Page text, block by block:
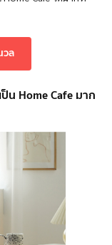
วล
น Home Cafe มาก